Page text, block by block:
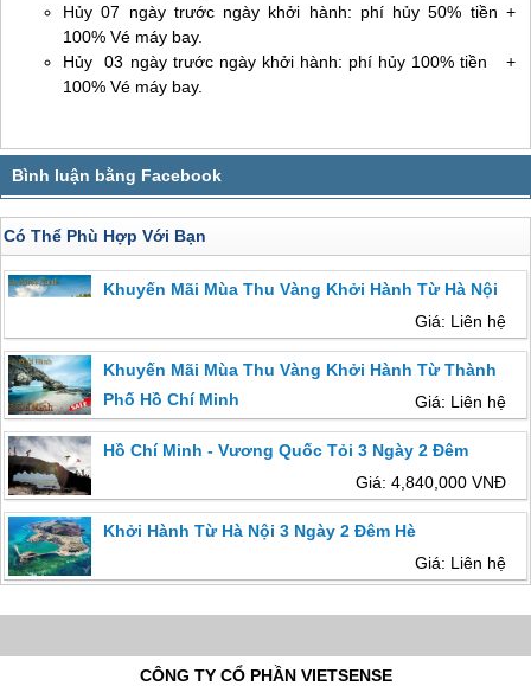
Hủy 07 ngày trước ngày khởi hành: phí hủy 50% tiền +
100% Vé máy bay.
Hủy 03 ngày trước ngày khởi hành: phí hủy 100% tiền +
100% Vé máy bay.
Có Thể Phù Hợp Với Bạn
Khuyến Mãi Mùa Thu Vàng Khởi Hành Từ Hà Nội
Giá: Liên hệ
Khuyến Mãi Mùa Thu Vàng Khởi Hành Từ Thành
Phố Hồ Chí Minh
Giá: Liên hệ
Hồ Chí Minh - Vương Quốc Tỏi 3 Ngày 2 Đêm
Giá: 4,840,000 VNĐ
Khởi Hành Từ Hà Nội 3 Ngày 2 Đêm Hè
Giá: Liên hệ
CÔNG TY CỔ PHẦN VIETSENSE